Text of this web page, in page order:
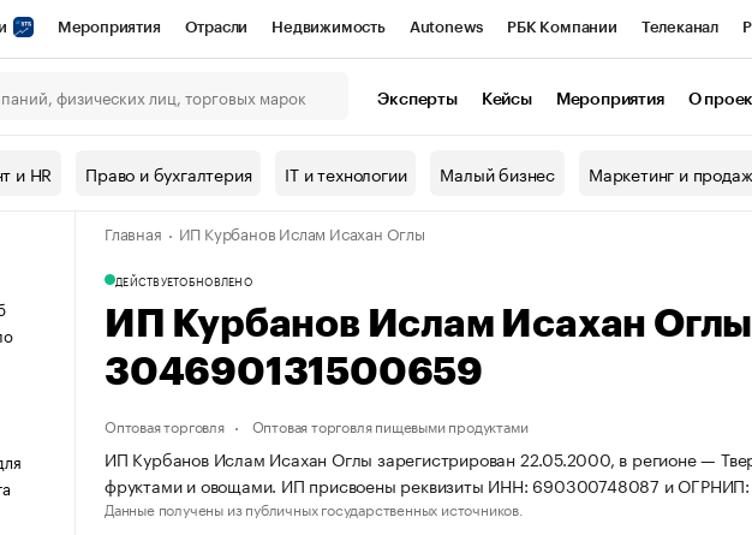
Мероприятия Отрасли Недвижимость Autonews РБК Компании Телеканал
СПб Спецпроекты Проверка контрагентов
Рынок наличной валюты
Эксперты Кейсы Мероприятия О
и HR Право и бухгалтерия IT и технологии Малый бизнес Маркетинг и
Главная ИП Курбанов Ислам Исахан Оглы
ДЕЙСТВУЕТОБНОВЛЕНО
ИП Курбанов Ислам Исахан
304690131500659
Оптовая торговля Оптовая торговля пищевыми продуктами
ИП Курбанов Ислам Исахан Оглы зарегистрирован 22.05.2000, в регионе —
фруктами и овощами. ИП присвоены реквизиты ИНН: 690300748087 и
Данные получены из публичных государственных источников.